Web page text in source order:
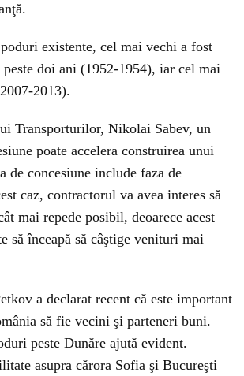
existente, cel mai vechi a fost
doi ani (1952-1954), iar cel mai
2013).
Transporturilor, Nikolai Sabev, un
poate accelera construirea unui
de concesiune include faza de
caz, contractorul va avea interes să
mai repede posibil, deoarece acest
să înceapă să câştige venituri mai
a declarat recent că este important
să fie vecini şi parteneri buni.
peste Dunăre ajută evident.
asupra cărora Sofia şi Bucureşti